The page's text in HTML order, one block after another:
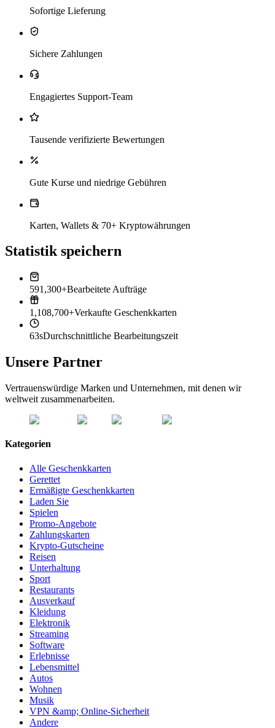
Sofortige Lieferung
Sichere Zahlungen
Engagiertes Support-Team
Tausende verifizierte Bewertungen
Gute Kurse und niedrige Gebühren
Karten, Wallets & 70+ Kryptowährungen
Statistik speichern
591,300+Bearbeitete Aufträge
1,108,700+Verkaufte Geschenkkarten
63sDurchschnittliche Bearbeitungszeit
Unsere Partner
Vertrauenswürdige Marken und Unternehmen, mit denen wir
weltweit zusammenarbeiten.
Kategorien
Alle Geschenkkarten
Gerettet
Ermäßigte Geschenkkarten
Laden Sie
Spielen
Promo-Angebote
Zahlungskarten
Krypto-Gutscheine
Reisen
Unterhaltung
Sport
Restaurants
Ausverkauf
Kleidung
Elektronik
Streaming
Software
Erlebnisse
Lebensmittel
Autos
Wohnen
Musik
VPN &amp; Online-Sicherheit
Andere